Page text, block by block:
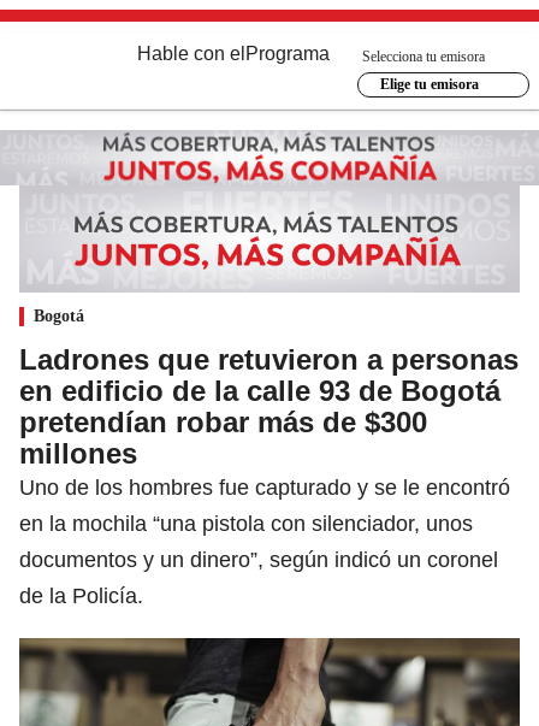
Hable con el Programa
Selecciona tu emisora
Elige tu emisora
Bogotá
Ladrones que retuvieron a personas
en edificio de la calle 93 de Bogotá
pretendían robar más de $300
millones
Uno de los hombres fue capturado y se le encontró
en la mochila “una pistola con silenciador, unos
documentos y un dinero”, según indicó un coronel
de la Policía.